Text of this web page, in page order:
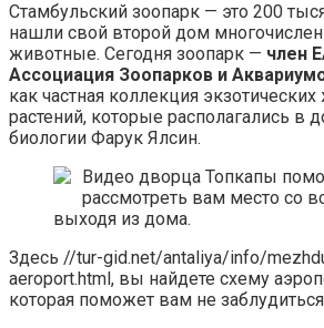
Стамбульский зоопарк — это 200
нашли свой второй дом
животные. Сегодня зоопарк — член
Ассоциация Зоопарков и
как частная коллекция
растений, которые располагались в
биологии Фарук Ялсин.
Видео дворца Топкапы
рассмотреть вам место со
выходя из дома.
Здесь //tur-gid.net/antaliya/info/
aeroport.html, вы найдете схему
которая поможет вам не